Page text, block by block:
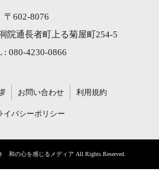
〒602-8076
院通長者町上る菊屋町254-5
: 080-4230-0866
お問い合わせ 利用規約
イバシーポリシー
和の心を感じるメディア All Rights Reserved.